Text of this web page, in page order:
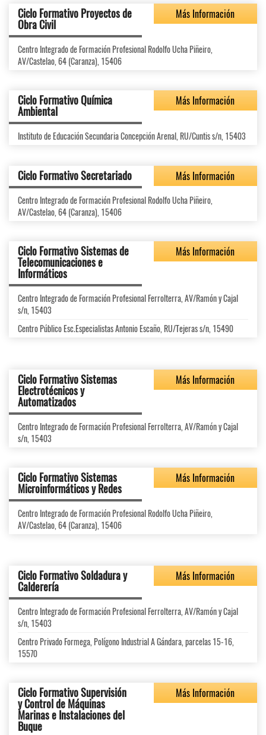
Ciclo Formativo Proyectos de
Obra Civil
Más Información
Centro Integrado de Formación Profesional Rodolfo Ucha Piñeiro,
AV/Castelao, 64 (Caranza), 15406
Ciclo Formativo Química
Ambiental
Más Información
Instituto de Educación Secundaria Concepción Arenal, RU/Cuntis s/n, 15403
Ciclo Formativo Secretariado Más Información
Centro Integrado de Formación Profesional Rodolfo Ucha Piñeiro,
AV/Castelao, 64 (Caranza), 15406
Ciclo Formativo Sistemas de
Telecomunicaciones e
Informáticos
Más Información
Centro Integrado de Formación Profesional Ferrolterra, AV/Ramón y Cajal
s/n, 15403
Centro Público Esc.Especialistas Antonio Escaño, RU/Tejeras s/n, 15490
Ciclo Formativo Sistemas
Electrotécnicos y
Automatizados
Más Información
Centro Integrado de Formación Profesional Ferrolterra, AV/Ramón y Cajal
s/n, 15403
Ciclo Formativo Sistemas
Microinformáticos y Redes
Más Información
Centro Integrado de Formación Profesional Rodolfo Ucha Piñeiro,
AV/Castelao, 64 (Caranza), 15406
Ciclo Formativo Soldadura y
Calderería
Más Información
Centro Integrado de Formación Profesional Ferrolterra, AV/Ramón y Cajal
s/n, 15403
Centro Privado Formega, Polígono Industrial A Gándara, parcelas 15-16,
15570
Ciclo Formativo Supervisión
y Control de Máquinas
Marinas e Instalaciones del
Buque
Más Información